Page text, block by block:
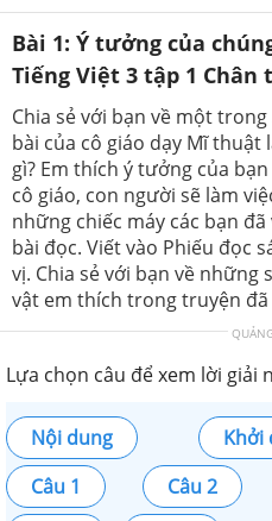
Bài 1: Ý tưởng của
Tiếng Việt 3 tập 1 Chân
Chia sẻ với bạn về một
bài của cô giáo dạy Mĩ thuật
gì? Em thích ý tưởng của
cô giáo, con người sẽ làm
những chiếc máy các bạn
bài đọc. Viết vào Phiếu đọc
vị. Chia sẻ với bạn về những
vật em thích trong truyện đã
Lựa chọn câu để xem lời giải
Nội dung Khởi
Câu 1
Câu 2